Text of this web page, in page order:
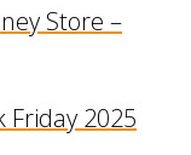
Store –
Friday 2025